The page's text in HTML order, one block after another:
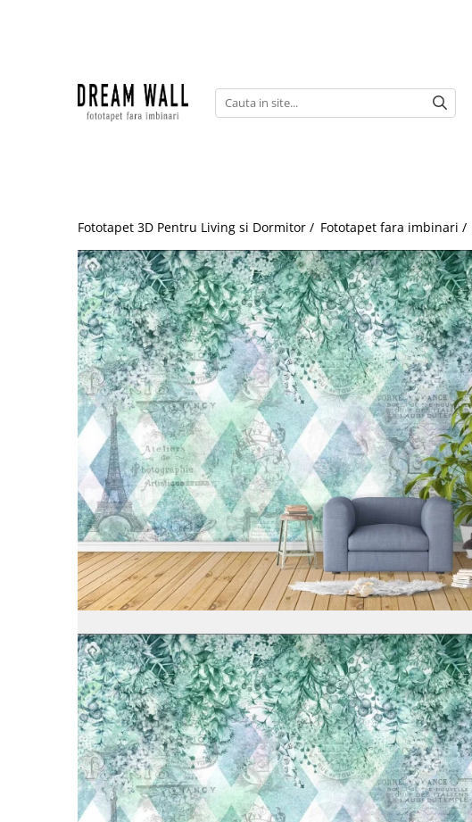
Fototapet 3D
Pentru copii
Watercolor
Fototapet 3D Pentru Living si Dormitor / Fototapet fara imbinari /